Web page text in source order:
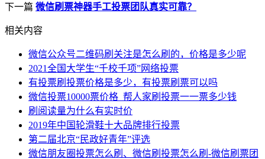
下一篇 微信刷票神器手工投票团队真实可靠？
相关内容
微信公众号二维码刷关注是怎么刷的，价格是多少呢
2021全国大学生“千校千项”网络投票
有投票刷投票价格是多少，有投票刷票可以吗
微信投票10000票价格_帮人家刷投票一一票多少钱
刷阅读量为什么有实时价
2019年中国轮滑鞋十大品牌排行投票
第二届北京“民政好青年”评选
微信朋友圈投票怎么刷、微信刷投票怎么刷-微信刷票团